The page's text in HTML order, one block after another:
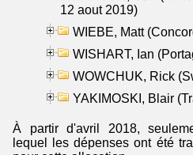
12 aout 2019)
WIEBE, Matt
WISHART, Ian
WOWCHUK, Rick
YAKIMOSKI, Blair
À partir d'avril 2018,
lequel les dépenses ont été